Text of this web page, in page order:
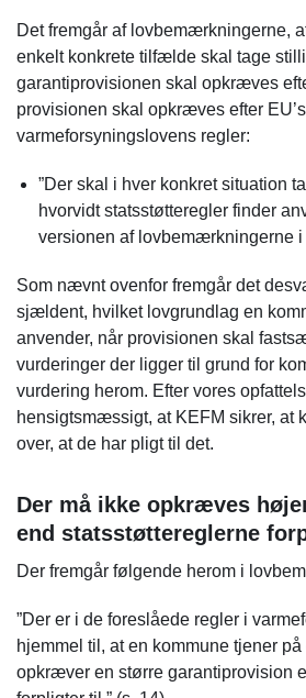
Det fremgår af lovbemærkningerne,
enkelt konkrete tilfælde skal tage
garantiprovisionen skal opkræves
provisionen skal opkræves efter
varmeforsyningslovens regler:
”Der skal i hver konkret situation
hvorvidt statsstøtteregler finder
versionen af lovbemærkningerne
Som nævnt ovenfor fremgår det
sjældent, hvilket lovgrundlag en
anvender, når provisionen skal
vurderinger der ligger til grund for
vurdering herom. Efter vores
hensigtsmæssigt, at KEFM sikrer, at
over, at de har pligt til det.
Der må ikke opkræves
end statsstøttereglerne
Der fremgår følgende herom i
”Der er i de foreslåede regler i
hjemmel til, at en kommune tjener
opkræver en større garantiprovision